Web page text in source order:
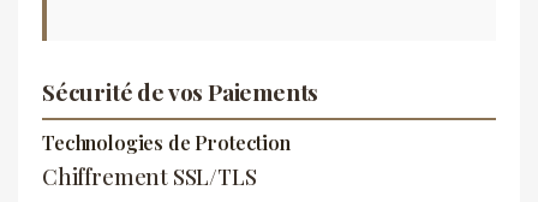
Sécurité de vos Paiements
Technologies de Protection
Chiffrement SSL/TLS